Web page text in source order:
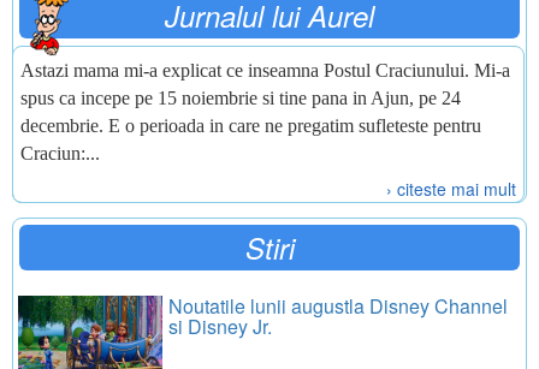
Jurnalul lui Aurel
Astazi mama mi-a explicat ce inseamna Postul Craciunului. Mi-a
spus ca incepe pe 15 noiembrie si tine pana in Ajun, pe 24
decembrie. E o perioada in care ne pregatim sufleteste pentru
Craciun:...
› citeste mai mult
Stiri
Noutatile lunii augustla Disney Channel
si Disney Jr.